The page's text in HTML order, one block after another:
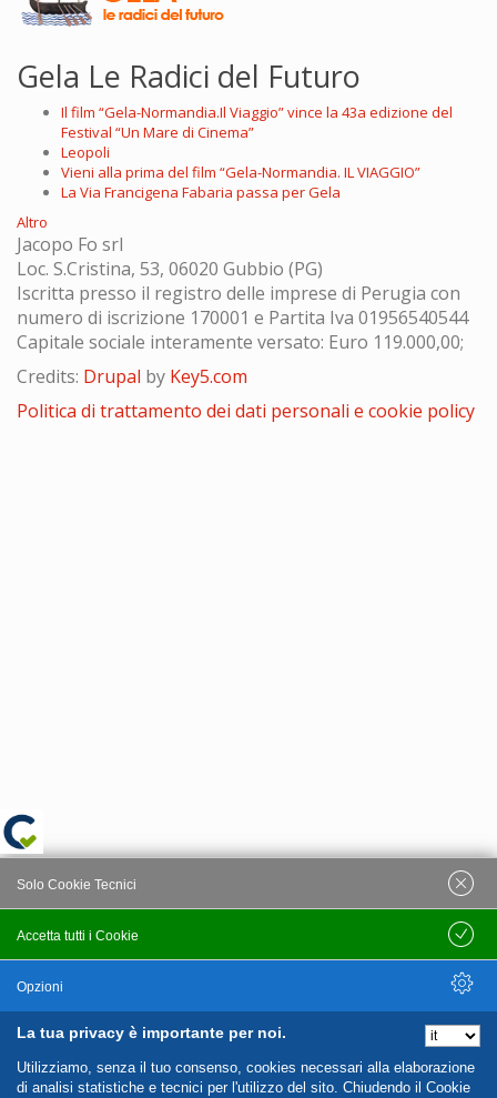
Gela Le Radici del Futuro
Il film “Gela-Normandia.Il Viaggio” vince la 43a edizione del
Festival “Un Mare di Cinema”
Leopoli
Vieni alla prima del film “Gela-Normandia. IL VIAGGIO”
La Via Francigena Fabaria passa per Gela
Altro
Jacopo Fo srl
Loc. S.Cristina, 53, 06020 Gubbio (PG)
Iscritta presso il registro delle imprese di Perugia con
numero di iscrizione 170001 e Partita Iva 01956540544
Capitale sociale interamente versato: Euro 119.000,00;
Credits: Drupal by Key5.com
Politica di trattamento dei dati personali e cookie policy
La tua privacy è importante per noi.
Utilizziamo, senza il tuo consenso, cookies necessari alla elaborazione
di analisi statistiche e tecnici per l'utilizzo del sito. Chiudendo il Cookie
Accetta tutti i Cookie
Solo Cookie Tecnici
Salva
Opzioni
Nascondi Opzioni